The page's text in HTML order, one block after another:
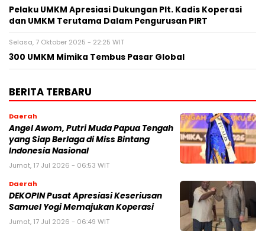
Pelaku UMKM Apresiasi Dukungan Plt. Kadis Koperasi
dan UMKM Terutama Dalam Pengurusan PIRT
Selasa, 7 Oktober 2025 - 22:25 WIT
300 UMKM Mimika Tembus Pasar Global
BERITA TERBARU
Daerah
Angel Awom, Putri Muda Papua Tengah
yang Siap Berlaga di Miss Bintang
Indonesia Nasional
Jumat, 17 Jul 2026 - 06:53 WIT
Daerah
DEKOPIN Pusat Apresiasi Keseriusan
Samuel Yogi Memajukan Koperasi
Jumat, 17 Jul 2026 - 06:49 WIT